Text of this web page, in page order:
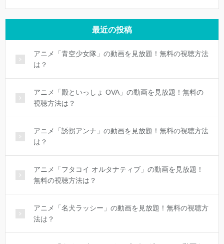
最近の投稿
アニメ「青空少女隊」の動画を見放題！無料の視聴方法
は？
アニメ「殿といっしょ OVA」の動画を見放題！無料の
視聴方法は？
アニメ「誘拐アンナ」の動画を見放題！無料の視聴方法
は？
アニメ「フタコイ オルタナティブ」の動画を見放題！
無料の視聴方法は？
アニメ「名犬ラッシー」の動画を見放題！無料の視聴方
法は？